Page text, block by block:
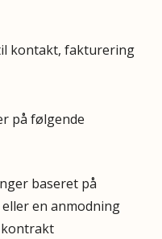
kontakt, fakturering
på følgende
baseret på
en anmodning